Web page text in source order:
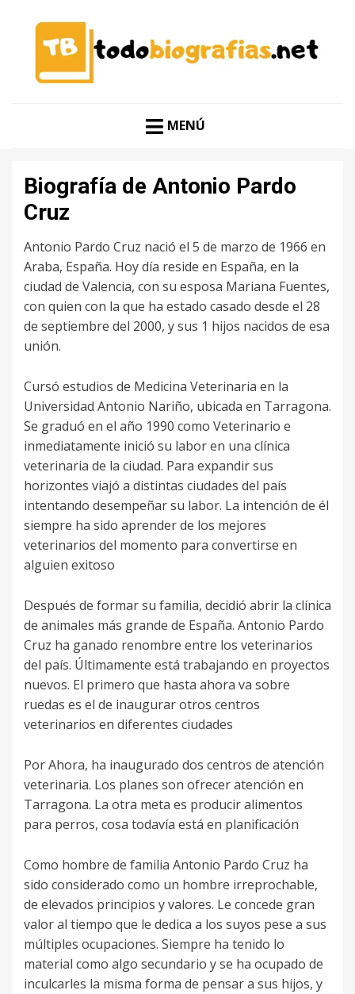
TODO BIOGRAFÍAS
MENÚ
Biografía de Antonio Pardo
Cruz
Antonio Pardo Cruz nació el 5 de marzo de 1966 en
Araba, España. Hoy día reside en España, en la
ciudad de Valencia, con su esposa Mariana Fuentes,
con quien con la que ha estado casado desde el 28
de septiembre del 2000, y sus 1 hijos nacidos de esa
unión.
Cursó estudios de Medicina Veterinaria en la
Universidad Antonio Nariño, ubicada en Tarragona.
Se graduó en el año 1990 como Veterinario e
inmediatamente inició su labor en una clínica
veterinaria de la ciudad. Para expandir sus
horizontes viajó a distintas ciudades del país
intentando desempeñar su labor. La intención de él
siempre ha sido aprender de los mejores
veterinarios del momento para convertirse en
alguien exitoso
Después de formar su familia, decidió abrir la clínica
de animales más grande de España. Antonio Pardo
Cruz ha ganado renombre entre los veterinarios
del país. Últimamente está trabajando en proyectos
nuevos. El primero que hasta ahora va sobre
ruedas es el de inaugurar otros centros
veterinarios en diferentes ciudades
Por Ahora, ha inaugurado dos centros de atención
veterinaria. Los planes son ofrecer atención en
Tarragona. La otra meta es producir alimentos
para perros, cosa todavía está en planificación
Como hombre de familia Antonio Pardo Cruz ha
sido considerado como un hombre irreprochable,
de elevados principios y valores. Le concede gran
valor al tiempo que le dedica a los suyos pese a sus
múltiples ocupaciones. Siempre ha tenido lo
material como algo secundario y se ha ocupado de
inculcarles la misma forma de pensar a sus hijos, y